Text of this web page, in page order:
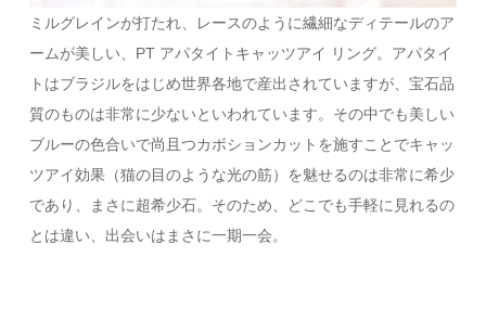
ミルグレインが打たれ、レースのように繊細なディテールのア
ームが美しい、PT アパタイトキャッツアイ リング。アパタイ
トはブラジルをはじめ世界各地で産出されていますが、宝石品
質のものは非常に少ないといわれています。その中でも美しい
ブルーの色合いで尚且つカボションカットを施すことでキャッ
ツアイ効果（猫の目のような光の筋）を魅せるのは非常に希少
であり、まさに超希少石。そのため、どこでも手軽に見れるの
とは違い、出会いはまさに一期一会。